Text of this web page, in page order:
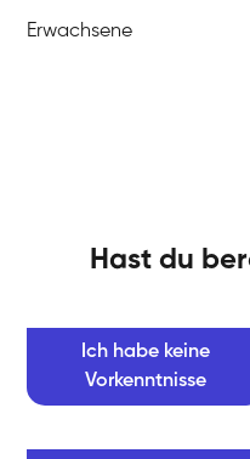
Erwachsene
Hast du
Ich habe keine
Vorkenntnisse